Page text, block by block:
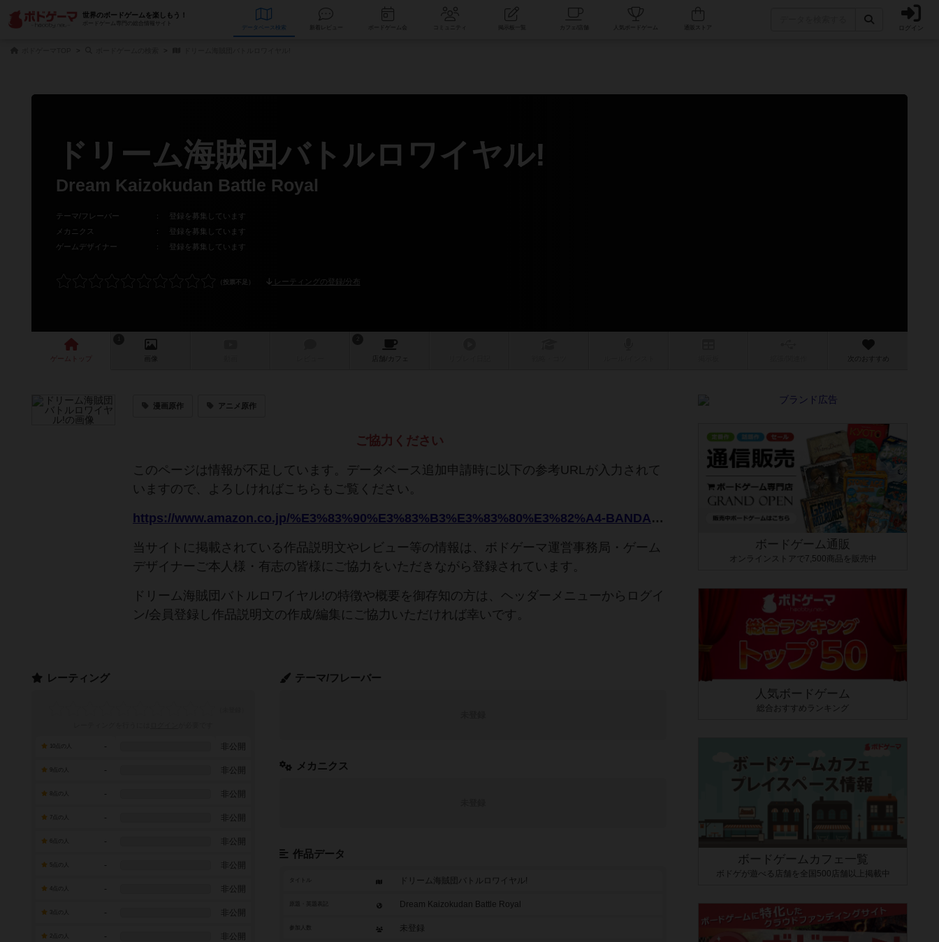
世界のボードゲームを楽しもう！
ボードゲーム専門の総合情報サイト
データベース コミュニティ 人気ボードゲーム ログイン
ドリーム海賊団バトルロワイヤル!
Dream Kaizokudan Battle Royal
テーマ/フレーバー ：
登録を募集しています
メカニクス
：
登録を募集しています
ゲームデザイナー
： 登録を募集しています
レーティングの登録/分布
ゲーム 画像 店舗/ カフェ 次のおすすめ
漫画原作 アニメ原作
ご協力ください
このページは情報が不足しています。データベース追加申請時に以下の参考URLが入力されて
いますので、よろしければこちらもご覧ください。
https://www.amazon.co.jp/%E3%83%90%E3%83%B3%E3%83%80%E3%82%A4-BANDAI-%E3%83%AF%E3%83%B3%E3%83%94%E3%83%BC%E3%82%B9%E3%83%9C%E3%83%BC%E3%83%89%E3%82%B2%E3%83%BC%E3%83%A0-%E3%83%89%E3%83%AA%E3%83%BC%E3%83%A0%E6%B5%B7%E6%97%8F%E5%9B%A3%E3%83%90%E3%83%88%E3%83%AB%E3%83%AD%E3%83%AF%E3%82%A4%E3%83%A4%E3%83%AB/dp/B005NDMUB6
当サイトに掲載されている作品説明文やレビュー等の情報は、ボドゲーマ運営事務局・ゲーム
デザイナーご本人様・有志の皆様にご協力をいただきながら登録されています。
ドリーム海賊団バトルロワイヤル!の特徴や概要を御存知の方は、ヘッダーメニューからログイ
ン/会員登録し作品説明文の作成/編集にご協力いただければ幸いです。
テーマ/フレーバー
メカニクス
作品データ
タイトル ドリーム海賊団バトルロワイヤル!
Dream Kaizokudan Battle Royal
参加人数 未登録
レーティング
- 非公開
- 非公開
- 非公開
7点の人 - 非公開
- 非公開
- 非公開
- 非公開
- 非公開
- 非公開
ボードゲーム通販
オンラインストアで7,500商品を販売中
人気ボードゲーム
総合おすすめランキング
ボードゲームカフェ一覧
ボドゲが遊べる店舗を全国500店舗以上掲載中